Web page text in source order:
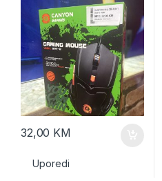
32,00 KM
Uporedi